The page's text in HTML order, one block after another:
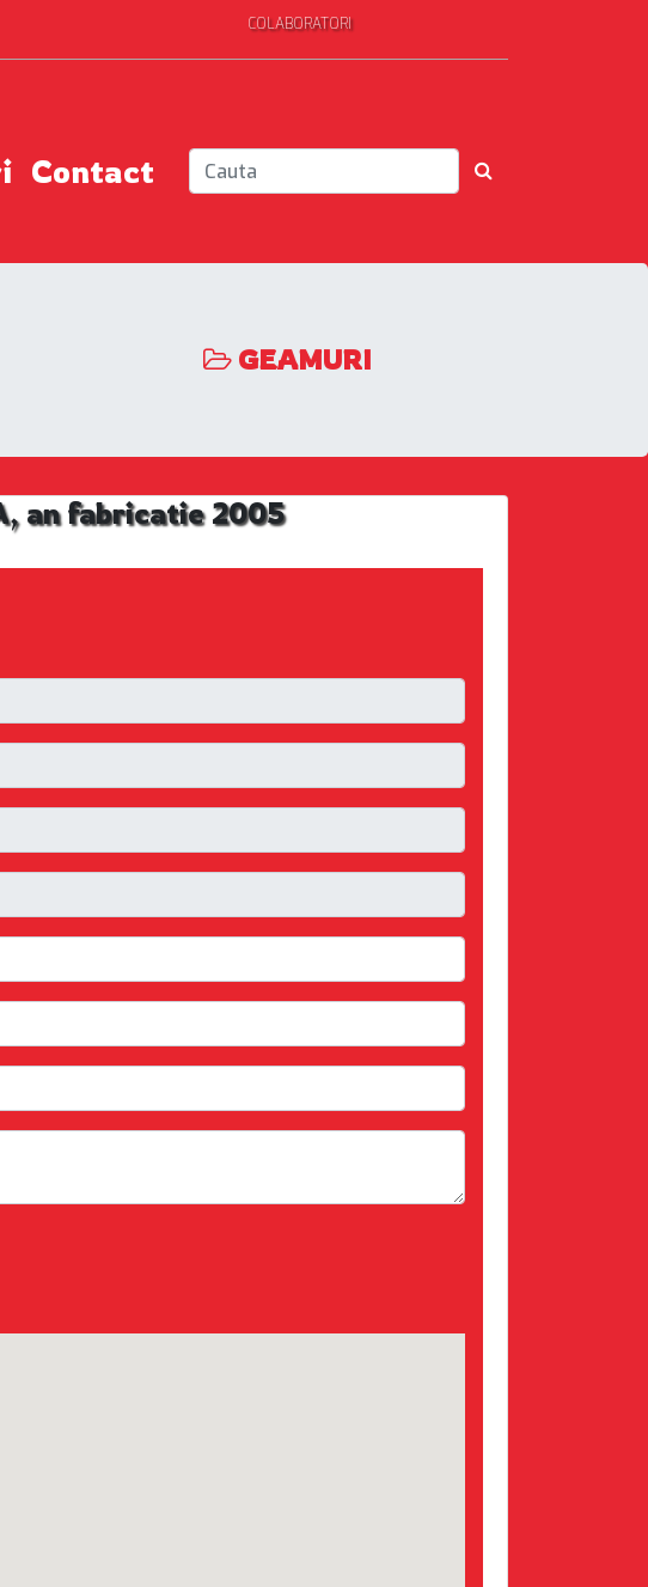
COLABORATORI
Contact
GEAMURI
an fabricatie 2005